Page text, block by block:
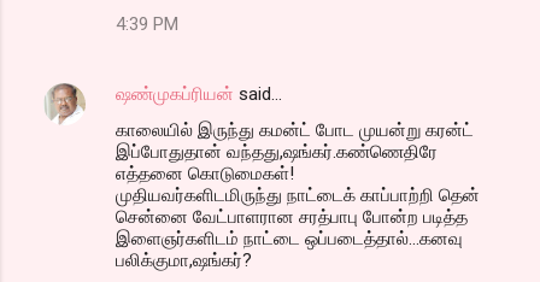
4:39 PM
ஷண்முகப்ரியன் said…
காலையில் இருந்து கமன்ட் போட முயன்று கரன்ட்
இப்போதுதான் வந்தது,ஷங்கர்.கண்ணெதிரே
எத்தனை கொடுமைகள்!
முதியவர்களிடமிருந்து நாட்டைக் காப்பாற்றி தென்
சென்னை வேட்பாளரான சரத்பாபு போன்ற படித்த
இளைஞர்களிடம் நாட்டை ஒப்படைத்தால்...கனவு
பலிக்குமா,ஷங்கர்?